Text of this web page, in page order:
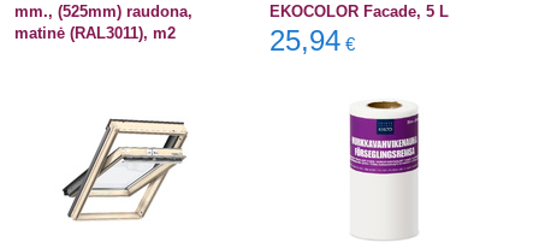
mm., (525mm) raudona,
matinė (RAL3011), m2
EKOCOLOR Facade, 5 L
25,94 €